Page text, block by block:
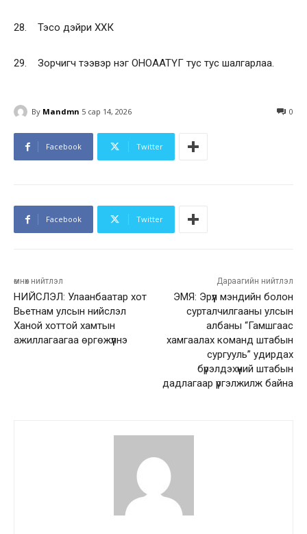
28. Тэсо дэйри ХХК
29. Зорчигч тээвэр нэг ОНОААТҮГ тус тус шалгарлаа.
By Mandmn 5 сар 14, 2026 0
Facebook Twitter
Facebook Twitter
өмнөх нийтлэл
НИЙСЛЭЛ: Улаанбаатар хот
Вьетнам улсын нийслэл
Ханой хоттой хамтын
ажиллагаагаа өргөжүүлнэ
Дараагийн нийтлэл
ЭМЯ: Эрүүл мэндийн болон
сурталчилгааны улсын
албаны “Гамшгаас
хамгаалах команд штабын
сургууль” удирдах
бүрэлдэхүүний штабын
дадлагаар үргэлжилж байна